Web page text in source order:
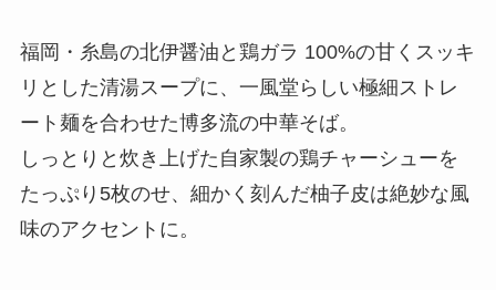
福岡・糸島の北伊醤油と鶏ガラ 100%の甘くスッキ
リとした清湯スープに、一風堂らしい極細ストレ
ート麺を合わせた博多流の中華そば。
しっとりと炊き上げた自家製の鶏チャーシューを
たっぷり5枚のせ、細かく刻んだ柚子皮は絶妙な風
味のアクセントに。